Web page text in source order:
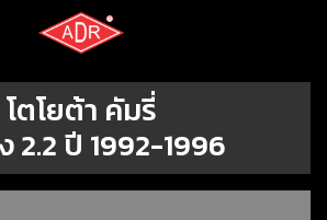
โตโยต้า คัมรี่
2.2 ปี 1992-1996